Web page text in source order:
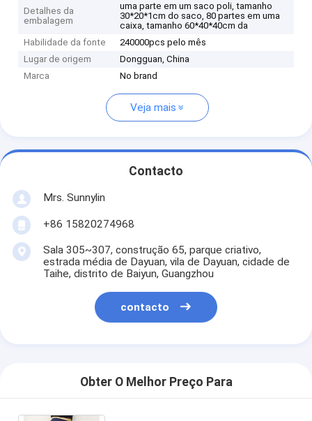
Detalhes da
embalagem
uma parte em um saco poli, tamanho
30*20*1cm do saco, 80 partes em uma
caixa, tamanho 60*40*40cm da
Habilidade da fonte
240000pcs pelo mês
Lugar de origem
Dongguan, China
Marca
No brand
Veja mais
Contacto
Mrs. Sunnylin
+86 15820274968
Sala 305~307, construção 65, parque criativo,
estrada média de Dayuan, vila de Dayuan, cidade de
Taihe, distrito de Baiyun, Guangzhou
contacto
Obter O Melhor Preço Para